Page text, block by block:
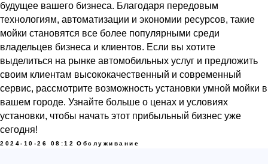
будущее вашего бизнеса. Благодаря передовым
технологиям, автоматизации и экономии ресурсов, такие
мойки становятся все более популярными среди
владельцев бизнеса и клиентов. Если вы хотите
выделиться на рынке автомобильных услуг и предложить
своим клиентам высококачественный и современный
сервис, рассмотрите возможность установки умной мойки в
вашем городе. Узнайте больше о ценах и условиях
установки, чтобы начать этот прибыльный бизнес уже
сегодня!
2024-10-26 08:12 Обслуживание